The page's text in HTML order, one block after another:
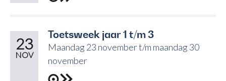
Toetsweek jaar 1 t/m 3
23
NOV
Maandag 23 november t/m maandag 30
november